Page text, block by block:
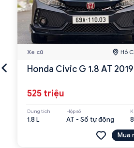
Xe cũ Hồ
Honda Civic G 1.8 AT 2019
525 triệu
Dung tích
1.8 L
Hộp số
AT - Số tự động
Mua